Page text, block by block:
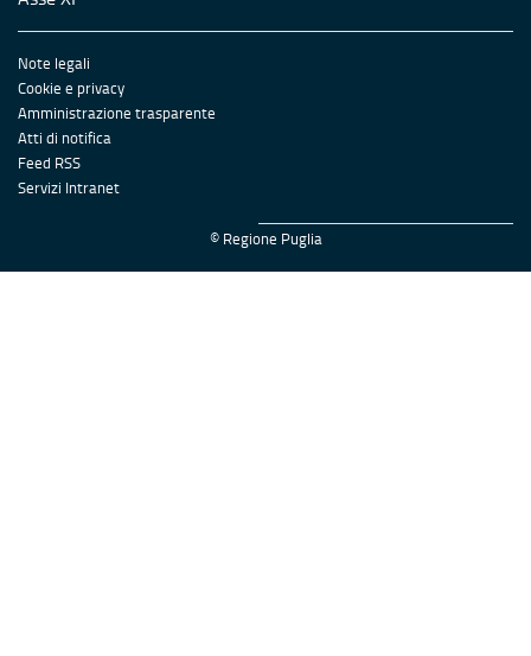
Note legali
Cookie e privacy
Amministrazione trasparente
Atti di notifica
Feed RSS
Servizi Intranet
© Regione Puglia